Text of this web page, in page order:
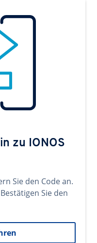
zu IONOS
Sie den Code an.
Sie den